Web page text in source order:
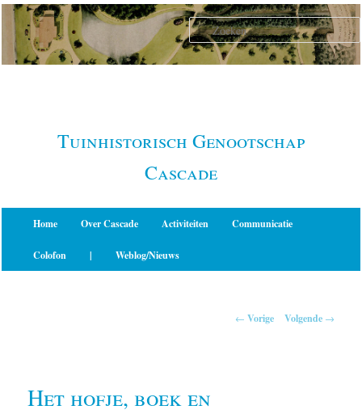
Spring
naar
primaire
Tuinhistorisch Genootschap
Cascade
Home Over Cascade Activiteiten Communicatie
Colofon | Weblog/Nieuws
← Vorige Volgende →
Het hofje, boek en